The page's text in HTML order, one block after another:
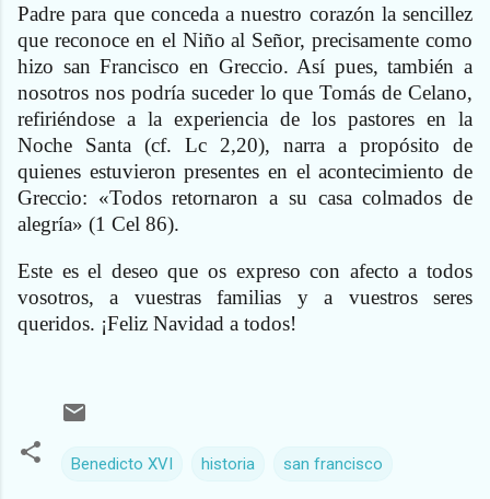
Padre para que conceda a nuestro corazón la sencillez
que reconoce en el Niño al Señor, precisamente como
hizo san Francisco en Greccio. Así pues, también a
nosotros nos podría suceder lo que Tomás de Celano,
refiriéndose a la experiencia de los pastores en la
Noche Santa (cf. Lc 2,20), narra a propósito de
quienes estuvieron presentes en el acontecimiento de
Greccio: «Todos retornaron a su casa colmados de
alegría» (1 Cel 86).
Este es el deseo que os expreso con afecto a todos
vosotros, a vuestras familias y a vuestros seres
queridos. ¡Feliz Navidad a todos!
Benedicto XVI historia san francisco